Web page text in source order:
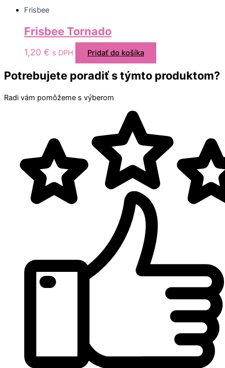
Frisbee
Frisbee Tornado
1,20 € s DPH Pridať do košíka
Potrebujete poradiť s týmto produktom?
Radi vám pomôžeme s výberom